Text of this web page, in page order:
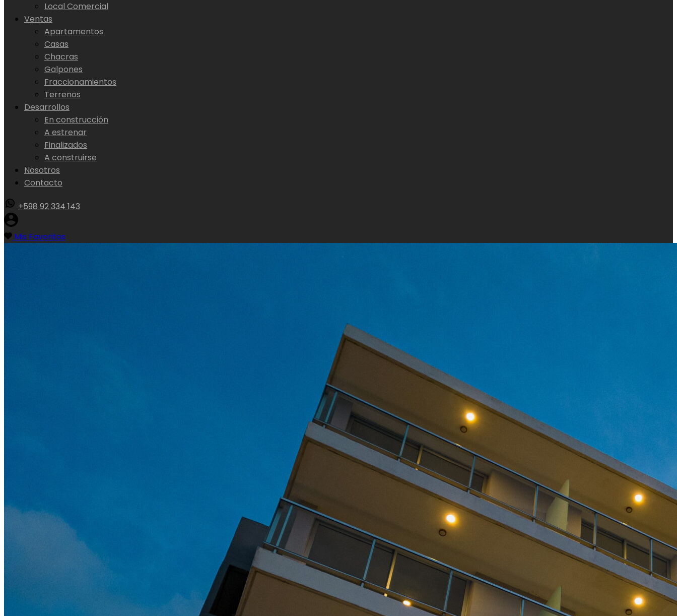
Local Comercial
Ventas
Apartamentos
Casas
Chacras
Galpones
Fraccionamientos
Terrenos
Desarrollos
En construcción
A estrenar
Finalizados
A construirse
Nosotros
Contacto
+598 92 334 143
Mis Favoritos